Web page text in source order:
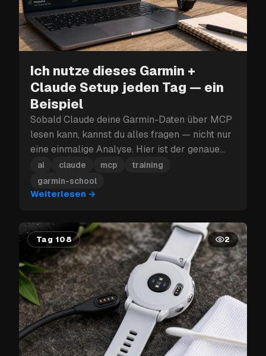
Ich nutze dieses Garmin +
Claude Setup jeden Tag — ein
Beispiel
Sobald Claude deine Garmin-Daten über MCP
lesen kann, kannst du alles fragen — nicht nur
eine einmalige Analyse. Hier ist der genaue
Prompt, mit dem ich zwei Wochen
Trainingsdaten in einen echten Plan
verwandle.
ai claude mcp
training
garmin-school
Weiterlesen →
Tag 108 2